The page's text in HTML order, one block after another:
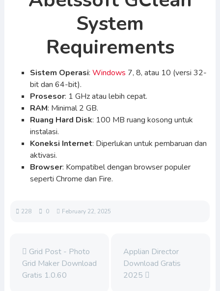
System
Requirements
Sistem Operasi: Windows 7, 8, atau 10 (versi 32-
bit dan 64-bit).
Prosesor: 1 GHz atau lebih cepat.
RAM: Minimal 2 GB.
Ruang Hard Disk: 100 MB ruang kosong untuk
instalasi.
Koneksi Internet: Diperlukan untuk pembaruan dan
aktivasi.
Browser: Kompatibel dengan browser populer
seperti Chrome dan Fire.
228 0 February 22, 2025
Grid Post - Photo
Grid Maker Download
Gratis 1.0.60
Applian Director
Download Gratis
2025